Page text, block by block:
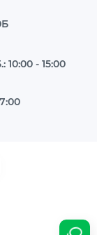
10:00 - 15:00